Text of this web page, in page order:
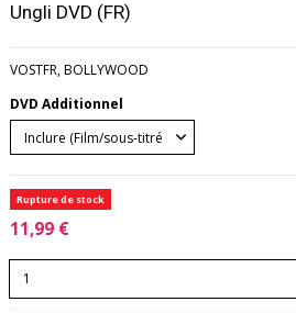
Ungli DVD (FR)
VOSTFR, BOLLYWOOD
DVD Additionnel
Rupture de stock
11,99 €